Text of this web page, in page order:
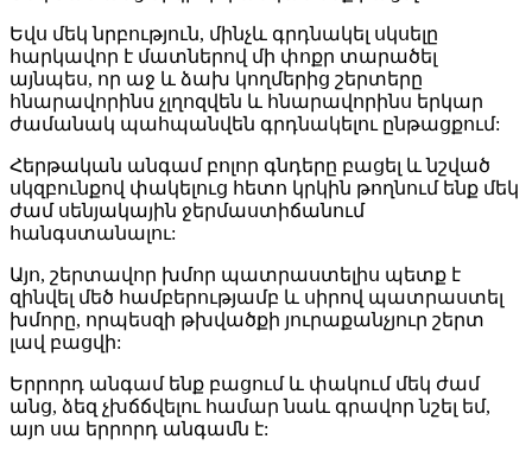
Եվս մեկ նրբություն, մինչև գրդնակել սկսելը
հարկավոր է մատներով մի փոքր տարածել
այնպես, որ աջ և ձախ կողմերից շերտերը
հնարավորինս չլղոզվեն և հնարավորինս երկար
ժամանակ պահպանվեն գրդնակելու ընթացքում:
Հերթական անգամ բոլոր գնդերը բացել և նշված
սկզբունքով փակելուց հետո կրկին թողնում ենք մեկ
ժամ սենյակային ջերմաստիճանում
հանգստանալու:
Այո, շերտավոր խմոր պատրաստելիս պետք է
զինվել մեծ համբերությամբ և սիրով պատրաստել
խմորը, որպեսզի թխվածքի յուրաքանչյուր շերտ
լավ բացվի:
Երրորդ անգամ ենք բացում և փակում մեկ ժամ
անց, ձեզ չխճճվելու համար նաև գրավոր նշել եմ,
այո սա երրորդ անգամն է: